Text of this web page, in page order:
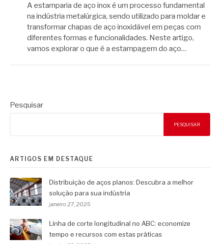
A estamparia de aço inox é um processo fundamental
na indústria metalúrgica, sendo utilizado para moldar e
transformar chapas de aço inoxidável em peças com
diferentes formas e funcionalidades. Neste artigo,
vamos explorar o que é a estampagem do aço…
Pesquisar
PESQUISAR
ARTIGOS EM DESTAQUE
Distribuição de aços planos: Descubra a melhor
solução para sua indústria
janeiro 27, 2025
Linha de corte longitudinal no ABC: economize
tempo e recursos com estas práticas